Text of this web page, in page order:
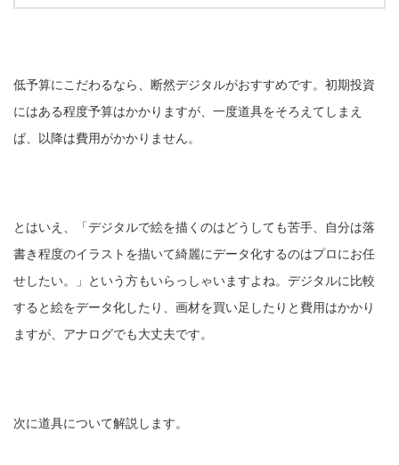
低予算にこだわるなら、断然デジタルがおすすめです。初期投資
にはある程度予算はかかりますが、一度道具をそろえてしまえ
ば、以降は費用がかかりません。
とはいえ、「デジタルで絵を描くのはどうしても苦手、自分は落
書き程度のイラストを描いて綺麗にデータ化するのはプロにお任
せしたい。」という方もいらっしゃいますよね。デジタルに比較
すると絵をデータ化したり、画材を買い足したりと費用はかかり
ますが、アナログでも大丈夫です。
次に道具について解説します。